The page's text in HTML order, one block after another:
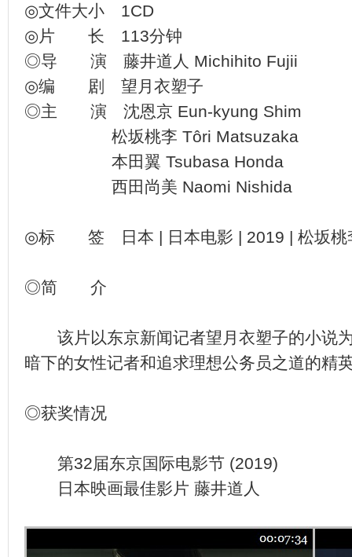
◎文件大小 1CD
◎片 长 113分钟
◎导 演 藤井道人 Michihito Fujii
◎编 剧 望月衣塑子
◎主 演 沈恩京 Eun-kyung Shim
松坂桃李 Tôri Matsuzaka
本田翼 Tsubasa Honda
西田尚美 Naomi Nishida
◎标 签 日本 | 日本电影 | 2019 | 松坂桃
◎简 介
该片以东京新闻记者望月衣塑子的小说
暗下的女性记者和追求理想公务员之道的精
◎获奖情况
第32届东京国际电影节 (2019)
日本映画最佳影片 藤井道人